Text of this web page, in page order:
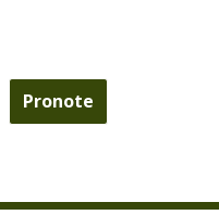
Pronote